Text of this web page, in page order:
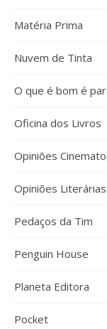
Matéria Prima
Nuvem de Tinta
O que é bom é
Oficina dos Livros
Opiniões
Opiniões Literárias
Pedaços da Tim
Penguin House
Planeta Editora
Pocket